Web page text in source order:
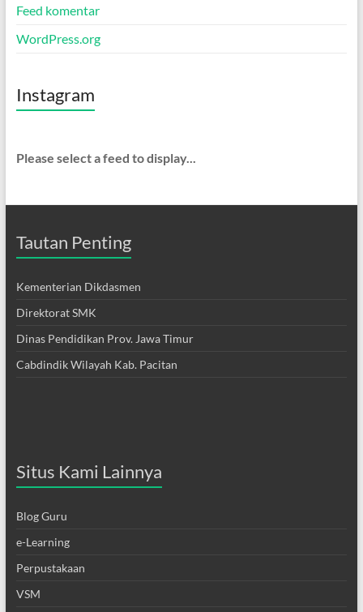
Feed komentar
WordPress.org
Instagram
Please select a feed to display...
Tautan Penting
Kementerian Dikdasmen
Direktorat SMK
Dinas Pendidikan Prov. Jawa Timur
Cabdindik Wilayah Kab. Pacitan
Situs Kami Lainnya
Blog Guru
e-Learning
Perpustakaan
VSM